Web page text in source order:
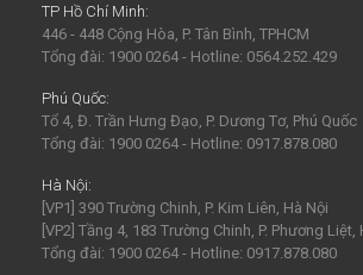
TP Hồ Chí Minh:
446 - 448 Cộng Hòa, P. Tân Bình, TPHCM
Tổng đài: 1900 0264 - Hotline: 0564.252.429
Phú Quốc:
Tổ 4, Đ. Trần Hưng Đạo, P. Dương Tơ, Phú Quốc
Tổng đài: 1900 0264 - Hotline: 0917.878.080
Hà Nội:
[VP1] 390 Trường Chinh, P. Kim Liên, Hà Nội
[VP2] Tầng 4, 183 Trường Chinh, P. Phương Liệt,
Tổng đài: 1900 0264 - Hotline: 0917.878.080